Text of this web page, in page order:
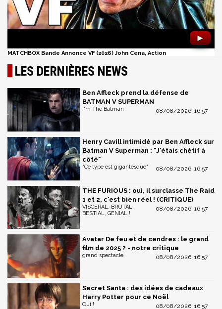
►
MATCHBOX Bande Annonce VF (2026) John Cena, Action
LES DERNIÈRES NEWS
Ben Affleck prend la défense de
BATMAN V SUPERMAN
08/08/2026, 16:57
I'm The Batman
Henry Cavill intimidé par Ben Affleck sur
Batman V Superman : "J'étais chétif à
côté"
08/08/2026, 16:57
"Ce type est gigantesque"
THE FURIOUS : oui, il surclasse The Raid
1 et 2, c'est bien réel ! (CRITIQUE)
08/08/2026, 16:57
VISCERAL, BRUTAL,
BESTIAL, GENIAL !
Avatar De feu et de cendres : le grand
film de 2025 ? - notre critique
08/08/2026, 16:57
grand spectacle
Secret Santa : des idées de cadeaux
Harry Potter pour ce Noël
08/08/2026, 16:57
Oui !